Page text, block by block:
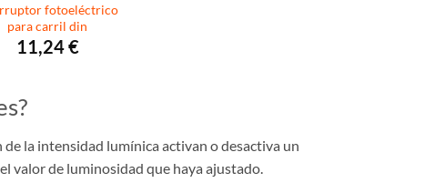
fotoeléctrico
para carril din
11,24€
la intensidad lumínica activan o desactiva un
valor de luminosidad que haya ajustado.